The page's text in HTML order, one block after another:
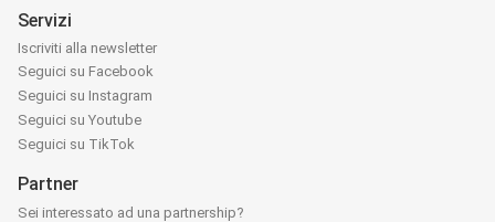
Servizi
Iscriviti alla newsletter
Seguici su Facebook
Seguici su Instagram
Seguici su Youtube
Seguici su TikTok
Partner
Sei interessato ad una partnership?